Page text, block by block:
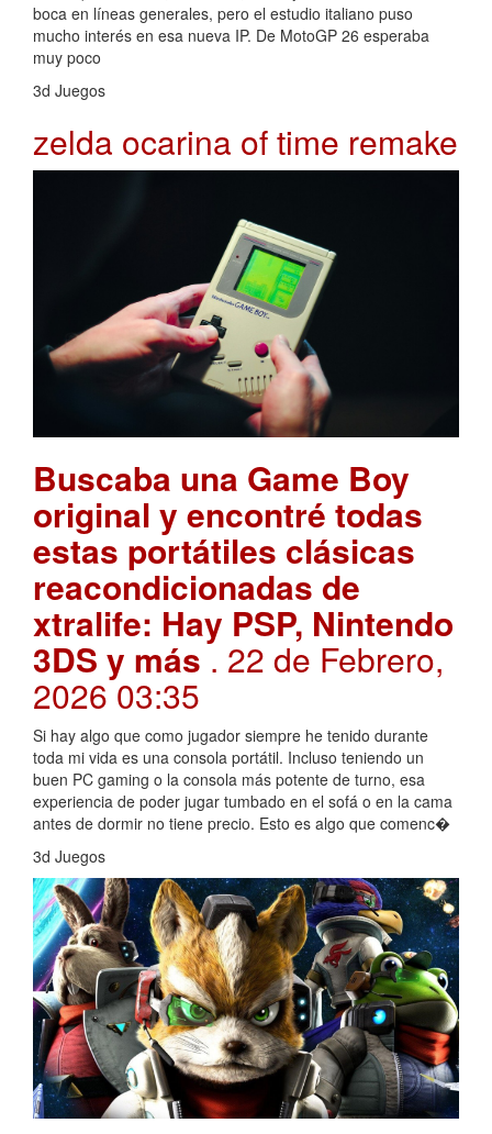
boca en líneas generales, pero el estudio italiano puso
mucho interés en esa nueva IP. De MotoGP 26 esperaba
muy poco
3d Juegos
zelda ocarina of time remake
Buscaba una Game Boy
original y encontré todas
estas portátiles clásicas
reacondicionadas de
xtralife: Hay PSP, Nintendo
3DS y más. 22 de Febrero,
2026 03:35
Si hay algo que como jugador siempre he tenido durante
toda mi vida es una consola portátil. Incluso teniendo un
buen PC gaming o la consola más potente de turno, esa
experiencia de poder jugar tumbado en el sofá o en la cama
antes de dormir no tiene precio. Esto es algo que comenc�
3d Juegos